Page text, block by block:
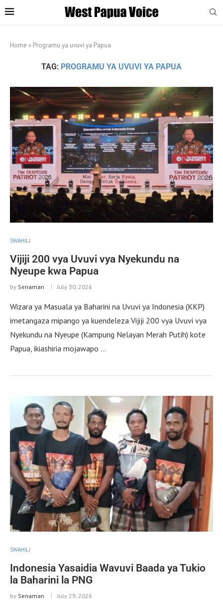
Home » Programu ya uvuvi ya Papua
TAG: PROGRAMU YA UVUVI YA PAPUA
SWAHILI
Vijiji 200 vya Uvuvi vya Nyekundu na
Nyeupe kwa Papua
by Senaman July 30, 2026
Wizara ya Masuala ya Baharini na Uvuvi ya Indonesia (KKP)
imetangaza mipango ya kuendeleza Vijiji 200 vya Uvuvi vya
Nyekundu na Nyeupe (Kampung Nelayan Merah Putih) kote
Papua, ikiashiria mojawapo …
SWAHILI
Indonesia Yasaidia Wavuvi Baada ya Tukio
la Baharini la PNG
by Senaman July 29, 2026